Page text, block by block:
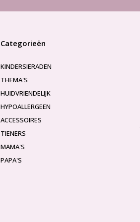
Categorieën
KINDERSIERADEN
THEMA'S
HUIDVRIENDELIJK
HYPOALLERGEEN
ACCESSOIRES
TIENERS
MAMA'S
PAPA'S